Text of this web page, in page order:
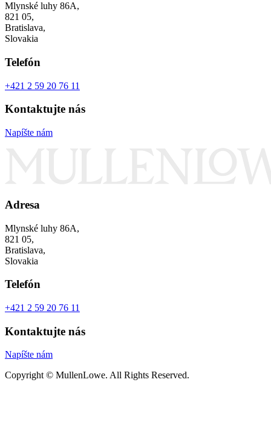
Mlynské luhy 86A,
821 05,
Bratislava,
Slovakia
Telefón
+421 2 59 20 76 11
Kontaktujte nás
Napíšte nám
Adresa
Mlynské luhy 86A,
821 05,
Bratislava,
Slovakia
Telefón
+421 2 59 20 76 11
Kontaktujte nás
Napíšte nám
Copyright © MullenLowe. All Rights Reserved.